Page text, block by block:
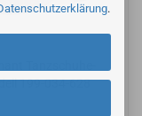
.
199-034-628